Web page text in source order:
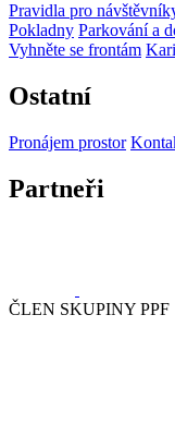
Pravidla pro
Pokladny Parkování a
Vyhněte se frontám
Ostatní
Pronájem prostor
Partneři
ČLEN SKUPINY PPF